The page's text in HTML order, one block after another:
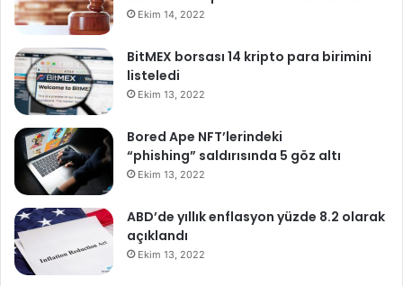
Ekim 14, 2022
BitMEX borsası 14 kripto para birimini
listeledi
Ekim 13, 2022
Bored Ape NFT’lerindeki
“phishing” saldırısında 5 göz altı
Ekim 13, 2022
ABD’de yıllık enflasyon yüzde 8.2 olarak
açıklandı
Ekim 13, 2022